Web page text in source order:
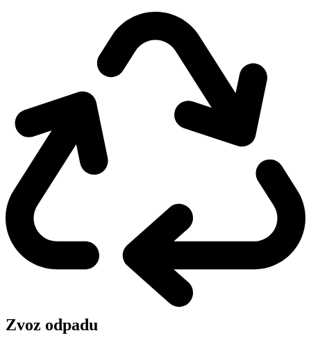
Zvoz odpadu